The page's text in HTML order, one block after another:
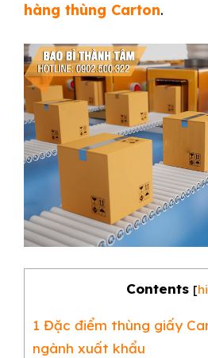
hàng thùng Carton.
Contents [
1 Đặc điểm thùng giấy
ngành xuất khẩu